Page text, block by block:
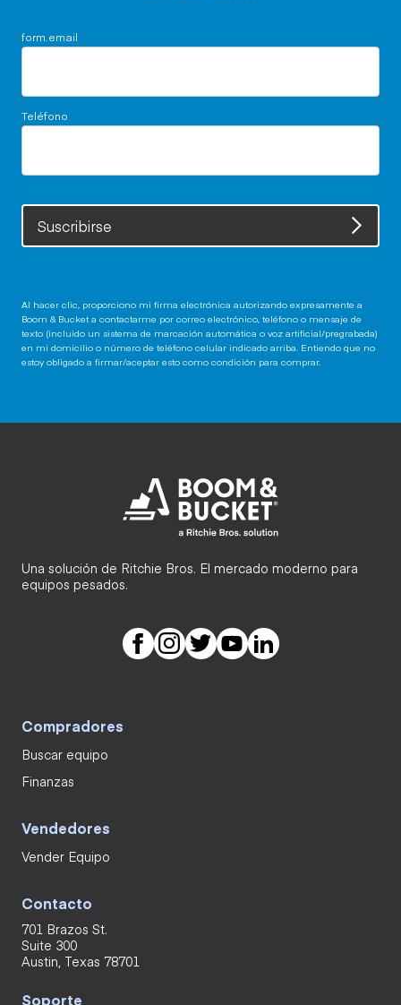
form.email
Teléfono
Suscribirse
Al hacer clic, proporciono mi firma electrónica autorizando expresamente a
Boom & Bucket a contactarme por correo electrónico, teléfono o mensaje de
texto (incluido un sistema de marcación automática o voz artificial/pregrabada)
en mi domicilio o número de teléfono celular indicado arriba. Entiendo que no
estoy obligado a firmar/aceptar esto como condición para comprar.
Una solución de Ritchie Bros. El mercado moderno para
equipos pesados.
Compradores
Buscar equipo
Finanzas
Vendedores
Vender Equipo
Contacto
701 Brazos St.
Suite 300
Austin, Texas 78701
Soporte